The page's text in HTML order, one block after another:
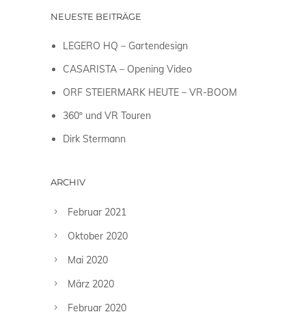
NEUESTE BEITRÄGE
LEGERO HQ – Gartendesign
CASARISTA – Opening Video
ORF STEIERMARK HEUTE – VR-BOOM
360º und VR Touren
Dirk Stermann
ARCHIV
Februar 2021
Oktober 2020
Mai 2020
März 2020
Februar 2020